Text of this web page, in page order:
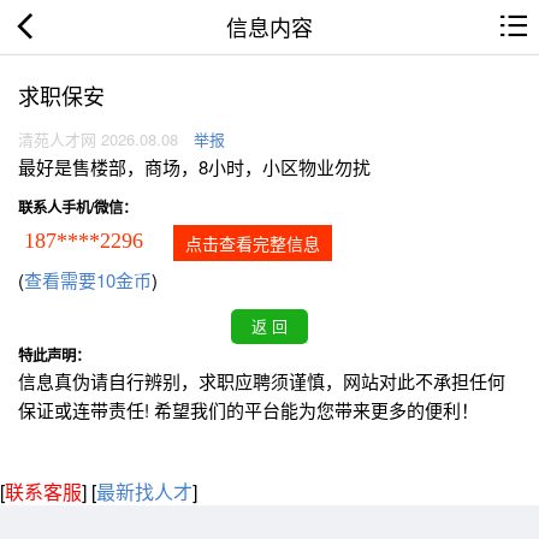
信息内容
求职保安
清苑人才网 2026.08.08 举报
最好是售楼部，商场，8小时，小区物业勿扰
联系人手机/微信：
187****2296 点击查看完整信息
(查看需要10金币)
特此声明：
信息真伪请自行辨别，求职应聘须谨慎，网站对此不承担任何
保证或连带责任! 希望我们的平台能为您带来更多的便利！
[联系客服] [最新找人才]